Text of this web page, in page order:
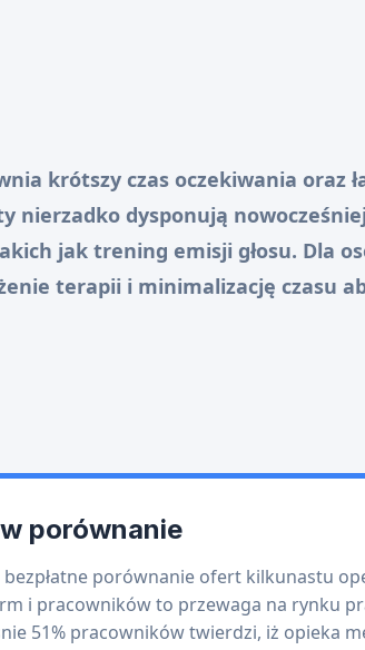
krótszy czas oczekiwania oraz
nierzadko dysponują
jak trening emisji głosu. Dla
terapii i minimalizację czasu
porównanie
bezpłatne porównanie ofert kilkunastu
i pracowników to przewaga na rynku
51% pracowników twierdzi, iż opieka